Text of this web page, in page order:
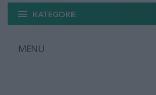
KATEGORIE
MENU